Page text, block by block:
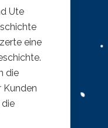
Ute
eine
die
Kunden
die